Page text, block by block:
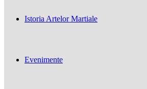
Istoria Artelor Martiale
Evenimente